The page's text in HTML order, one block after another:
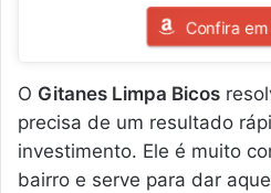
Confira
O Gitanes Limpa Bicos
precisa de um resultado
investimento. Ele é muito
bairro e serve para dar